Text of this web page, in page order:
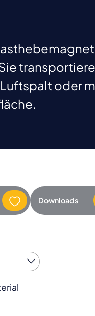
oder
Downloads